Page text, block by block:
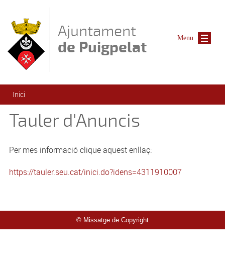
Ajuntament
de Puigpelat
Esteu aquí
Inici
Tauler d'Anuncis
Per mes informació clique aquest enllaç:
https://tauler.seu.cat/inici.do?idens=4311910007
© Missatge de Copyright
Menu